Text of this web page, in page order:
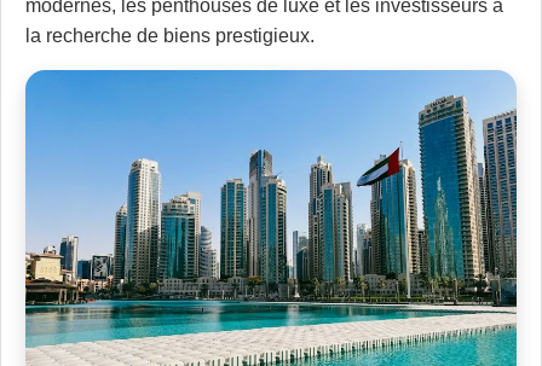
modernes, les penthouses de luxe et les investisseurs à
la recherche de biens prestigieux.